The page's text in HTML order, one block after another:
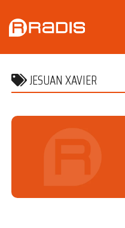
JESUAN XAVIER